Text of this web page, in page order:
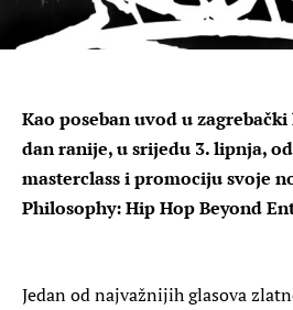
Kao poseban uvod u
dan ranije, u srijedu 3. lipnja,
masterclass i promociju svoje
Philosophy: Hip Hop Beyond
Jedan od najvažnijih glasova